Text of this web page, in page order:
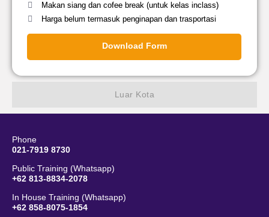
Luar Kota
Makan siang dan cofee break (untuk kelas inclass)
Harga belum termasuk penginapan dan trasportasi
Download Form
Phone
021-7919 8730
Public Training (Whatsapp)
+62 813-8834-2078
In House Training (Whatsapp)
+62 858-8075-1854